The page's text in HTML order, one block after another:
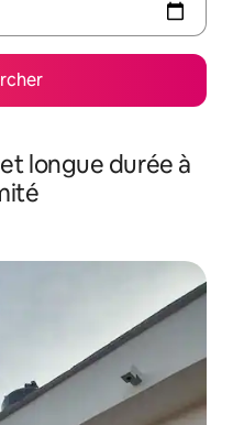
longue durée à